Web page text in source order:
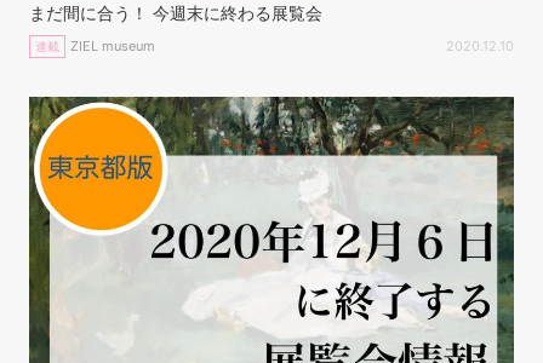
まだ間に合う！ 今週末に終わる展覧会
連載 ZIEL museum 2020.12.10